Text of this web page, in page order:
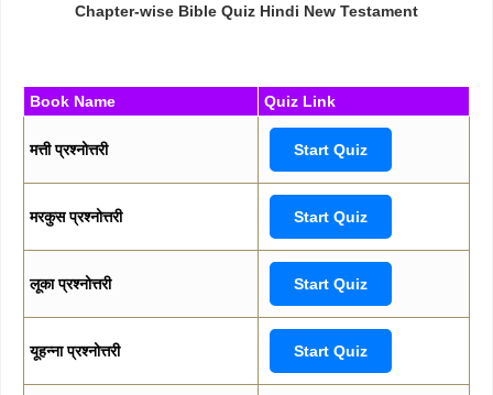
Chapter-wise Bible Quiz Hindi New Testament
Book Name Quiz Link
मत्ती प्रश्नोत्तरी Start Quiz
मरकुस प्रश्नोत्तरी Start Quiz
लूका प्रश्नोत्तरी Start Quiz
यूहन्ना प्रश्नोत्तरी Start Quiz